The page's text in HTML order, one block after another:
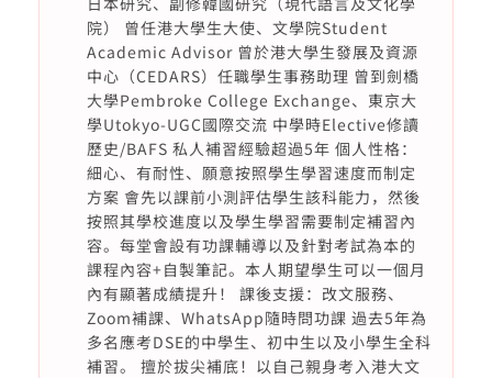
院） 曾任港大學生大使、文學院Student
Academic Advisor 曾於港大學生發展及資源
中心（CEDARS）任職學生事務助理 曾到劍橋
大學Pembroke College Exchange、東京大
學Utokyo-UGC國際交流 中學時Elective修讀
歷史/BAFS 私人補習經驗超過5年 個人性格：
細心、有耐性、願意按照學生學習速度而制定
方案 會先以課前小測評估學生該科能力，然後
按照其學校進度以及學生學習需要制定補習內
容。每堂會設有功課輔導以及針對考試為本的
課程內容+自製筆記。本人期望學生可以一個月
內有顯著成績提升！ 課後支援：改文服務、
Zoom補課、WhatsApp隨時問功課 過去5年為
多名應考DSE的中學生、初中生以及小學生全科
補習。 擅於拔尖補底！以自己親身考入港大文